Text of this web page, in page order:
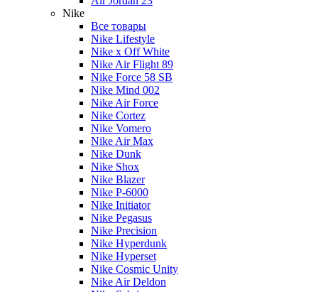
Nike
Все товары
Nike Lifestyle
Nike x Off White
Nike Air Flight 89
Nike Force 58 SB
Nike Mind 002
Nike Air Force
Nike Cortez
Nike Vomero
Nike Air Max
Nike Dunk
Nike Shox
Nike Blazer
Nike P-6000
Nike Initiator
Nike Pegasus
Nike Precision
Nike Hyperdunk
Nike Hyperset
Nike Cosmic Unity
Nike Air Deldon